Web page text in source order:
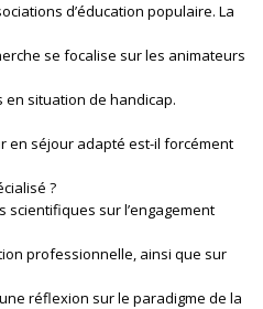
d’éducation populaire. La
se focalise sur les animateurs
situation de handicap.
en séjour adapté est-il forcément
?
sur l’engagement
professionnelle, ainsi que sur
réflexion sur le paradigme de la